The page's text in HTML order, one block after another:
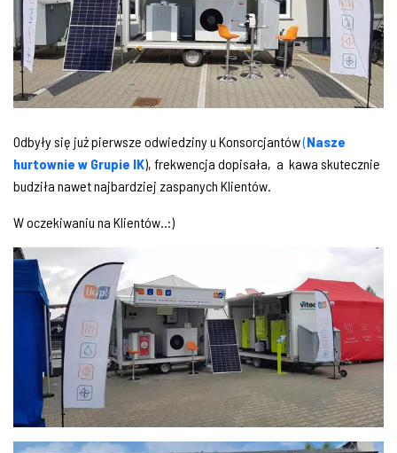
Odbyły się już pierwsze odwiedziny u Konsorcjantów(Nasze
hurtownie w Grupie IK), frekwencja dopisała, a kawa skutecznie
budziła nawet najbardziej zaspanych Klientów.
W oczekiwaniu na Klientów..:)